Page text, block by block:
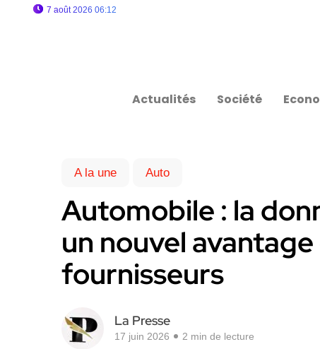
7 août 2026 06:12
Actualités Société
A la une Auto
Automobile : la
un nouvel
fournisseurs
La Presse
17 juin 2026 2 min de lecture